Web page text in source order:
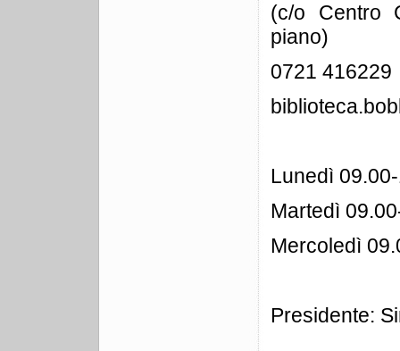
(c/o Centro
piano)
0721 416229
Lunedì
Martedì
Mercoledì
Presidente: